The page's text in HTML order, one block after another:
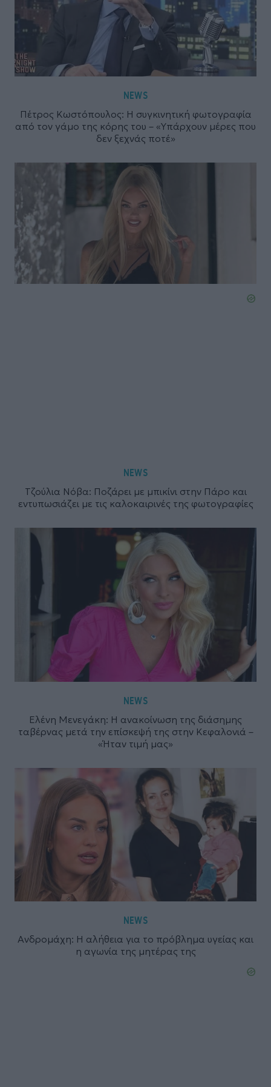
NEWS
Πέτρος Κωστόπουλος: Η συγκινητική φωτογραφία
από τον γάμο της κόρης του – «Υπάρχουν μέρες που
δεν ξεχνάς ποτέ»
NEWS
Τζούλια Νόβα: Ποζάρει με μπικίνι στην Πάρο και
εντυπωσιάζει με τις καλοκαιρινές της φωτογραφίες
NEWS
Ελένη Μενεγάκη: Η ανακοίνωση της διάσημης
ταβέρνας μετά την επίσκεψή της στην Κεφαλονιά –
«Ήταν τιμή μας»
NEWS
Ανδρομάχη: Η αλήθεια για το πρόβλημα υγείας και
η αγωνία της μητέρας της